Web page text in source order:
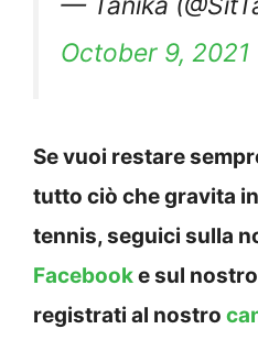
October 9, 2021
Se vuoi restare
tutto ciò che gravita
tennis, seguici sulla
Facebooke sul nostro
registrati al nostro